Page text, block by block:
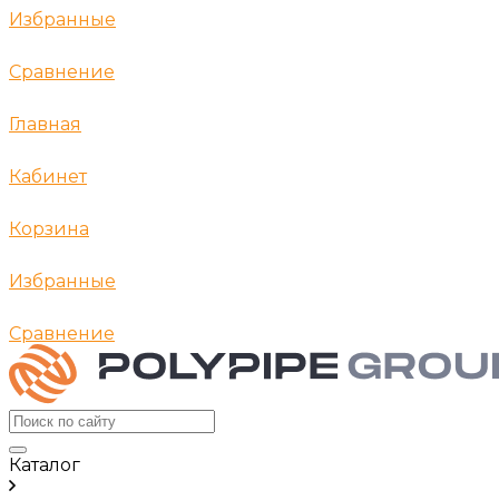
Избранные
Сравнение
Главная
Кабинет
Корзина
Избранные
Сравнение
Каталог